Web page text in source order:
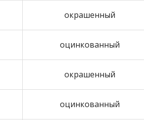
окрашенный
оцинкованный
окрашенный
оцинкованный